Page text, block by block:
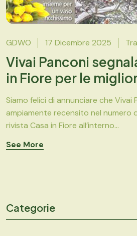
GDWO 17 Dicembre 2025
Vivai Panconi
in Fiore per le
Siamo felici di annunciare che Vivai
ampiamente recensito nel numero
rivista Casa in Fiore all’interno...
See More
Categorie